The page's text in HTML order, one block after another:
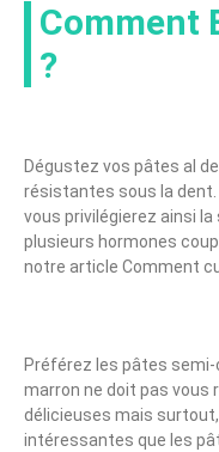
Comment
?
Dégustez vos pâtes al
résistantes sous la dent.
vous privilégierez ainsi
plusieurs hormones
notre article Comment
Préférez les pâtes
marron ne doit pas vous
délicieuses mais
intéressantes que les